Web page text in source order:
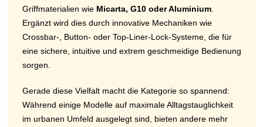
Griffmaterialien wie Micarta, G10 oder Aluminium.
Ergänzt wird dies durch innovative Mechaniken wie
Crossbar-, Button- oder Top-Liner-Lock-Systeme, die für
eine sichere, intuitive und extrem geschmeidige Bedienung
sorgen.
Gerade diese Vielfalt macht die Kategorie so spannend:
Während einige Modelle auf maximale Alltagstauglichkeit
im urbanen Umfeld ausgelegt sind, bieten andere mehr